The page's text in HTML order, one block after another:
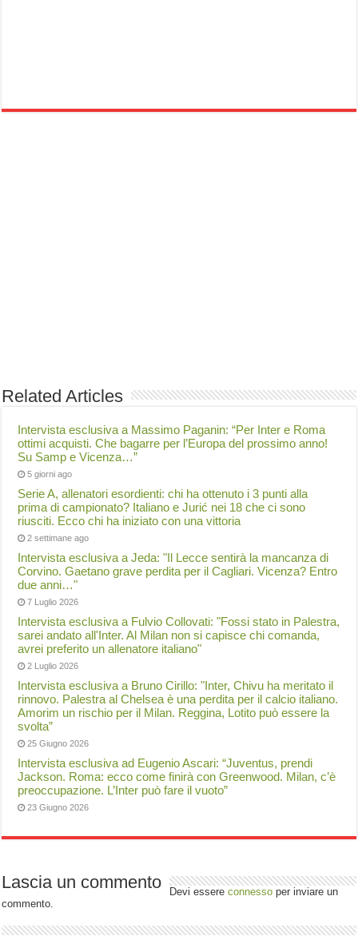
Related Articles
Intervista esclusiva a Massimo Paganin: “Per Inter e Roma
ottimi acquisti. Che bagarre per l’Europa del prossimo anno!
Su Samp e Vicenza…”
5 giorni ago
Serie A, allenatori esordienti: chi ha ottenuto i 3 punti alla
prima di campionato? Italiano e Jurić nei 18 che ci sono
riusciti. Ecco chi ha iniziato con una vittoria
2 settimane ago
Intervista esclusiva a Jeda: "Il Lecce sentirà la mancanza di
Corvino. Gaetano grave perdita per il Cagliari. Vicenza? Entro
due anni…"
7 Luglio 2026
Intervista esclusiva a Fulvio Collovati: "Fossi stato in Palestra,
sarei andato all'Inter. Al Milan non si capisce chi comanda,
avrei preferito un allenatore italiano"
2 Luglio 2026
Intervista esclusiva a Bruno Cirillo: "Inter, Chivu ha meritato il
rinnovo. Palestra al Chelsea è una perdita per il calcio italiano.
Amorim un rischio per il Milan. Reggina, Lotito può essere la
svolta”
25 Giugno 2026
Intervista esclusiva ad Eugenio Ascari: “Juventus, prendi
Jackson. Roma: ecco come finirà con Greenwood. Milan, c’è
preoccupazione. L’Inter può fare il vuoto”
23 Giugno 2026
Lascia un commento Devi essereconnesso per inviare un
commento.